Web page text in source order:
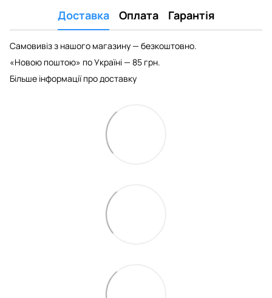
Доставка Оплата Гарантія
Самовивіз з нашого магазину — безкоштовно.
«Новою поштою» по Україні — 85 грн.
Більше інформації про доставку